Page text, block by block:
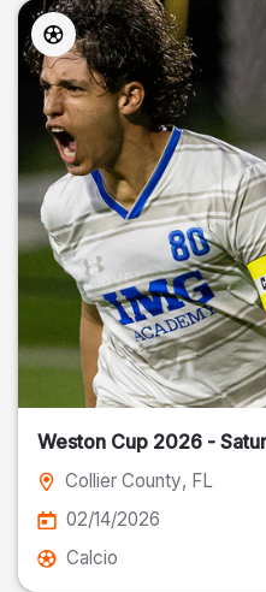
Weston Cup 2026 -
Collier County, FL
02/14/2026
Calcio